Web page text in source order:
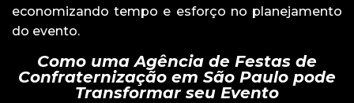
economizando tempo e esforço no planejamento
do evento.
Como uma Agência de Festas de
Confraternização em São Paulo pode
Transformar seu Evento